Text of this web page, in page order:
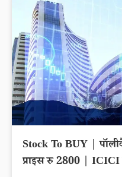
Stock To BUY |
प्राइस रु 2800 | ICICI